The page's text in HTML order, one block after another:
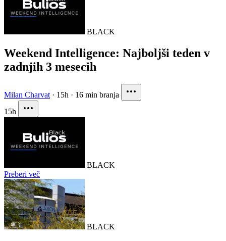
BLACK
Weekend Intelligence: Najboljši teden v
zadnjih 3 mesecih
Milan Charvat · 15h · 16 min branja
15h
BLACK
Preberi več
BLACK